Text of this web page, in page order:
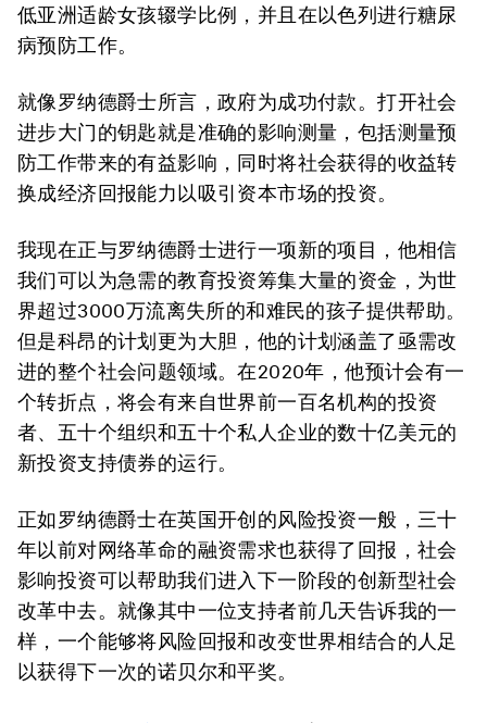
低亚洲适龄女孩辍学比例，并且在以色列进行糖尿
病预防工作。
就像罗纳德爵士所言，政府为成功付款。打开社会
进步大门的钥匙就是准确的影响测量，包括测量预
防工作带来的有益影响，同时将社会获得的收益转
换成经济回报能力以吸引资本市场的投资。
我现在正与罗纳德爵士进行一项新的项目，他相信
我们可以为急需的教育投资筹集大量的资金，为世
界超过3000万流离失所的和难民的孩子提供帮助。
但是科昂的计划更为大胆，他的计划涵盖了亟需改
进的整个社会问题领域。在2020年，他预计会有一
个转折点，将会有来自世界前一百名机构的投资
者、五十个组织和五十个私人企业的数十亿美元的
新投资支持债券的运行。
正如罗纳德爵士在英国开创的风险投资一般，三十
年以前对网络革命的融资需求也获得了回报，社会
影响投资可以帮助我们进入下一阶段的创新型社会
改革中去。就像其中一位支持者前几天告诉我的一
样，一个能够将风险回报和改变世界相结合的人足
以获得下一次的诺贝尔和平奖。